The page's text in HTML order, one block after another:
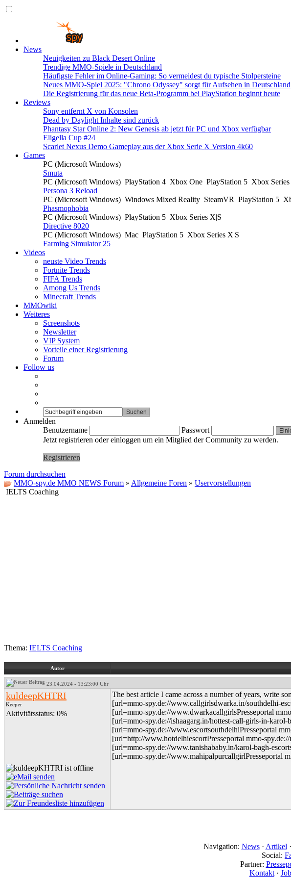
News
Neuigkeiten zu Black Desert Online
Trendige MMO-Spiele in Deutschland
Häufigste Fehler im Online-Gaming: So vermeidest du typische Stolpersteine
Neues MMO-Spiel 2025: "Chrono Odyssey" sorgt für Aufsehen in Deutschland
Die Registrierung für das neue Beta-Programm bei PlayStation beginnt heute
Reviews
Sony entfernt X von Konsolen
Dead by Daylight Inhalte sind zurück
Phantasy Star Online 2: New Genesis ab jetzt für PC und Xbox verfügbar
Eligella Cup #24
Scarlet Nexus Demo Gameplay aus der Xbox Serie X Version 4k60
Games
PC (Microsoft Windows)
Smuta
PC (Microsoft Windows) PlayStation 4 Xbox One PlayStation 5 Xbox
Persona 3 Reload
PC (Microsoft Windows) Windows Mixed Reality SteamVR PlayStation 5
Phasmophobia
PC (Microsoft Windows) PlayStation 5 Xbox Series X|S
Directive 8020
PC (Microsoft Windows) Mac PlayStation 5 Xbox Series X|S
Farming Simulator 25
Videos
neuste Video Trends
Fortnite Trends
FIFA Trends
Among Us Trends
Minecraft Trends
MMOwiki
Weiteres
Screenshots
Newsletter
VIP System
Vorteile einer Registrierung
Forum
Follow us
Anmelden
Benutzername
Passwort
Jetzt registrieren oder einloggen um ein Mitglied der Community zu werden.
Registrieren
Forum durchsuchen
MMO-spy.de MMO NEWS Forum » Allgemeine Foren » Uservorstellungen
IELTS Coaching
Thema: IELTS Coaching
Autor
23.04.2024 - 13:23:00 Uhr
kuldeepKHTRI
Keeper
Aktivitätsstatus: 0%
The best article I came across a number of years, write
[url=mmo-spy.de://www.callgirlsdwarka.in/southdelhi-
[url=mmo-spy.de://www.dwarkacallgirlsPresseportal
[url=mmo-spy.de://ishaagarg.in/hottest-call-girls-in-
[url=mmo-spy.de://www.escortsouthdelhiPresseportal
[url=http://www.hotdelhiescortPresseportal mmo-
[url=mmo-spy.de://www.tanishababy.in/karol-bagh-
[url=mmo-spy.de://www.mahipalpurcallgirlPresseportal
Navigation: News· Artikel·
Social:
Partner:
Kontakt·